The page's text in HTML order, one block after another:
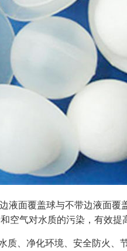
液面覆盖球与不带边液面覆
气对水质的污染，有效提
、净化环境、安全防火、